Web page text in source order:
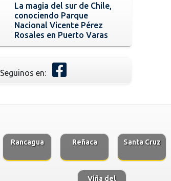
La magia del sur de Chile,
conociendo Parque
Nacional Vicente Pérez
Rosales en Puerto Varas
Seguinos en:
Rancagua Reñaca Santa Cruz
Viña del